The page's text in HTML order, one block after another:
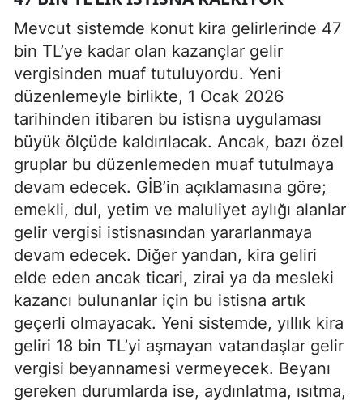
Mevcut sistemde konut kira gelirlerinde 47
bin TL’ye kadar olan kazançlar gelir
vergisinden muaf tutuluyordu. Yeni
düzenlemeyle birlikte, 1 Ocak 2026
tarihinden itibaren bu istisna uygulaması
büyük ölçüde kaldırılacak. Ancak, bazı özel
gruplar bu düzenlemeden muaf tutulmaya
devam edecek. GİB’in açıklamasına göre;
emekli, dul, yetim ve maluliyet aylığı alanlar
gelir vergisi istisnasından yararlanmaya
devam edecek. Diğer yandan, kira geliri
elde eden ancak ticari, zirai ya da mesleki
kazancı bulunanlar için bu istisna artık
geçerli olmayacak. Yeni sistemde, yıllık kira
geliri 18 bin TL’yi aşmayan vatandaşlar gelir
vergisi beyannamesi vermeyecek. Beyanı
gereken durumlarda ise, aydınlatma, ısıtma,